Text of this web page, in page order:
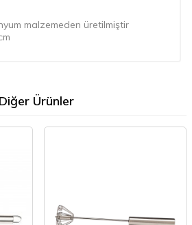
malzemeden üretilmiştir
Ürünler